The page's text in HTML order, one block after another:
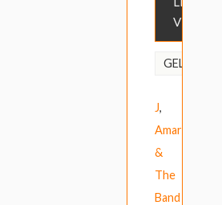
VERDER
GELABELD
J,
Amartey
&
The
Band